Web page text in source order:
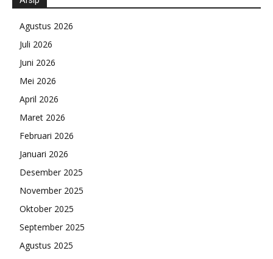
Agustus 2026
Juli 2026
Juni 2026
Mei 2026
April 2026
Maret 2026
Februari 2026
Januari 2026
Desember 2025
November 2025
Oktober 2025
September 2025
Agustus 2025